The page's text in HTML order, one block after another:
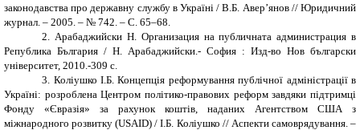
законодавства про державну службу в Україні / В.Б. Авер’янов // Юридичний
журнал. – 2005. – № 742. – С. 65–68.
2. Арабаджийски Н. Организация на публичната администрация в
Република България / Н. Арабаджийски.- София : Изд-во Нов български
університет, 2010.-309 с.
3. Коліушко І.Б. Концепція реформування публічної адміністрації в
Україні: розроблена Центром політико-правових реформ завдяки підтримці
Фонду «Євразія» за рахунок коштів, наданих Агентством США з
міжнародного розвитку (USAID) / І.Б. Коліушко // Аспекти самоврядування. –